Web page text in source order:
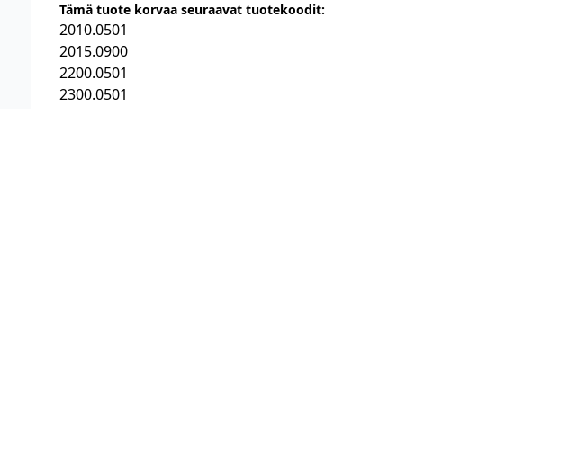
Tämä tuote korvaa seuraavat tuotekoodit:
2010.0501
2015.0900
2200.0501
2300.0501